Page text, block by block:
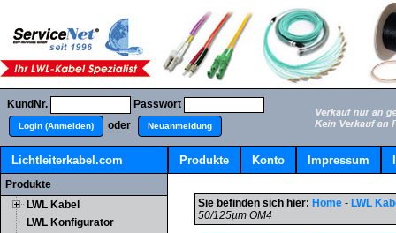
KundNr. Passwort
Login (Anmelden) oder Neuanmeldung
Lichtleiterkabel.com Produkte Konto Impressum
Produkte
LWL Kabel
LWL Konfigurator
Sie befinden sich hier: Home - LWL
50/125µm OM4